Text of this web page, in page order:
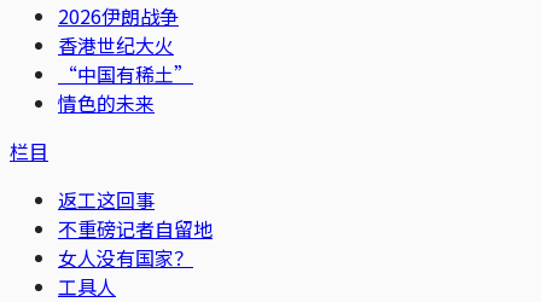
2026伊朗战争
香港世纪大火
“中国有稀土”
情色的未来
栏目
返工这回事
不重磅记者自留地
女人没有国家？
工具人